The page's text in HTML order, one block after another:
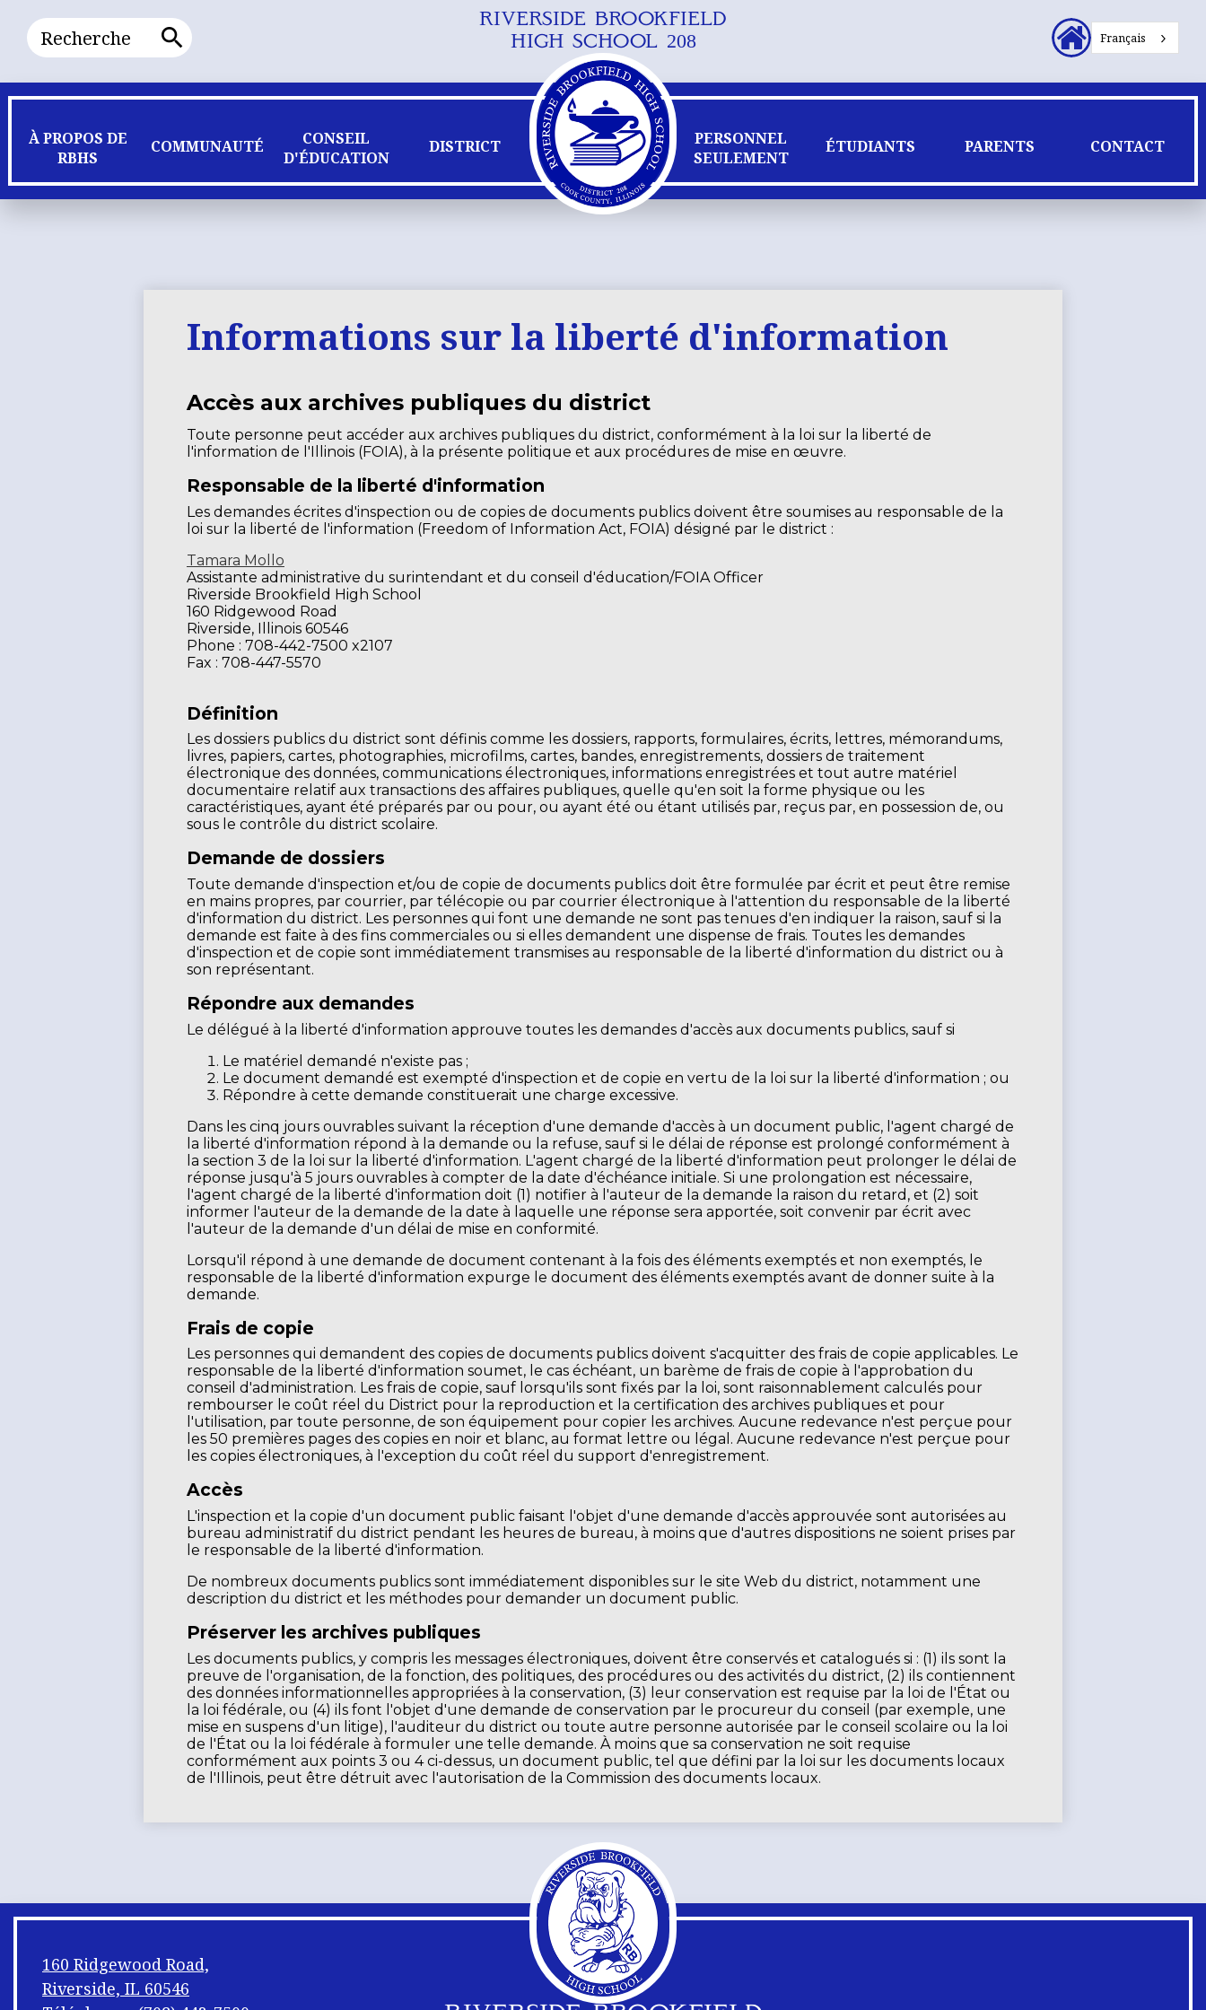
Skip
to
main
content
RIVERSIDE BROOKFIELD
HIGH SCHOOL 208
À PROPOS DE
RBHS
COMMUNAUTÉ
CONSEIL
D'ÉDUCATION
DISTRICT
PERSONNEL
SEULEMENT
ÉTUDIANTS PARENTS CONTACT
Recherche
En-
tête
secondaires
Français
Informations sur la liberté d'information
Accès aux archives publiques du district
Toute personne peut accéder aux archives publiques du district, conformément à la loi sur la liberté de
l'information de l'Illinois (FOIA), à la présente politique et aux procédures de mise en œuvre.
Responsable de la liberté d'information
Les demandes écrites d'inspection ou de copies de documents publics doivent être soumises au responsable de la
loi sur la liberté de l'information (Freedom of Information Act, FOIA) désigné par le district :
Tamara Mollo
Assistante administrative du surintendant et du conseil d'éducation/FOIA Officer
Riverside Brookfield High School
160 Ridgewood Road
Riverside, Illinois 60546
Phone : 708-442-7500 x2107
Fax : 708-447-5570
Définition
Les dossiers publics du district sont définis comme les dossiers, rapports, formulaires, écrits, lettres, mémorandums,
livres, papiers, cartes, photographies, microfilms, cartes, bandes, enregistrements, dossiers de traitement
électronique des données, communications électroniques, informations enregistrées et tout autre matériel
documentaire relatif aux transactions des affaires publiques, quelle qu'en soit la forme physique ou les
caractéristiques, ayant été préparés par ou pour, ou ayant été ou étant utilisés par, reçus par, en possession de, ou
sous le contrôle du district scolaire.
Demande de dossiers
Toute demande d'inspection et/ou de copie de documents publics doit être formulée par écrit et peut être remise
en mains propres, par courrier, par télécopie ou par courrier électronique à l'attention du responsable de la liberté
d'information du district. Les personnes qui font une demande ne sont pas tenues d'en indiquer la raison, sauf si la
demande est faite à des fins commerciales ou si elles demandent une dispense de frais. Toutes les demandes
d'inspection et de copie sont immédiatement transmises au responsable de la liberté d'information du district ou à
son représentant.
Répondre aux demandes
Le délégué à la liberté d'information approuve toutes les demandes d'accès aux documents publics, sauf si
Le matériel demandé n'existe pas ;
Le document demandé est exempté d'inspection et de copie en vertu de la loi sur la liberté d'information ; ou
Répondre à cette demande constituerait une charge excessive.
Dans les cinq jours ouvrables suivant la réception d'une demande d'accès à un document public, l'agent chargé de
la liberté d'information répond à la demande ou la refuse, sauf si le délai de réponse est prolongé conformément à
la section 3 de la loi sur la liberté d'information. L'agent chargé de la liberté d'information peut prolonger le délai de
réponse jusqu'à 5 jours ouvrables à compter de la date d'échéance initiale. Si une prolongation est nécessaire,
l'agent chargé de la liberté d'information doit (1) notifier à l'auteur de la demande la raison du retard, et (2) soit
informer l'auteur de la demande de la date à laquelle une réponse sera apportée, soit convenir par écrit avec
l'auteur de la demande d'un délai de mise en conformité.
Lorsqu'il répond à une demande de document contenant à la fois des éléments exemptés et non exemptés, le
responsable de la liberté d'information expurge le document des éléments exemptés avant de donner suite à la
demande.
Frais de copie
Les personnes qui demandent des copies de documents publics doivent s'acquitter des frais de copie applicables. Le
responsable de la liberté d'information soumet, le cas échéant, un barème de frais de copie à l'approbation du
conseil d'administration. Les frais de copie, sauf lorsqu'ils sont fixés par la loi, sont raisonnablement calculés pour
rembourser le coût réel du District pour la reproduction et la certification des archives publiques et pour
l'utilisation, par toute personne, de son équipement pour copier les archives. Aucune redevance n'est perçue pour
les 50 premières pages des copies en noir et blanc, au format lettre ou légal. Aucune redevance n'est perçue pour
les copies électroniques, à l'exception du coût réel du support d'enregistrement.
Accès
L'inspection et la copie d'un document public faisant l'objet d'une demande d'accès approuvée sont autorisées au
bureau administratif du district pendant les heures de bureau, à moins que d'autres dispositions ne soient prises par
le responsable de la liberté d'information.
De nombreux documents publics sont immédiatement disponibles sur le site Web du district, notamment une
description du district et les méthodes pour demander un document public.
Préserver les archives publiques
Les documents publics, y compris les messages électroniques, doivent être conservés et catalogués si : (1) ils sont la
preuve de l'organisation, de la fonction, des politiques, des procédures ou des activités du district, (2) ils contiennent
des données informationnelles appropriées à la conservation, (3) leur conservation est requise par la loi de l'État ou
la loi fédérale, ou (4) ils font l'objet d'une demande de conservation par le procureur du conseil (par exemple, une
mise en suspens d'un litige), l'auditeur du district ou toute autre personne autorisée par le conseil scolaire ou la loi
de l'État ou la loi fédérale à formuler une telle demande. À moins que sa conservation ne soit requise
conformément aux points 3 ou 4 ci-dessus, un document public, tel que défini par la loi sur les documents locaux
de l'Illinois, peut être détruit avec l'autorisation de la Commission des documents locaux.
160 Ridgewood Road,
Riverside, IL 60546